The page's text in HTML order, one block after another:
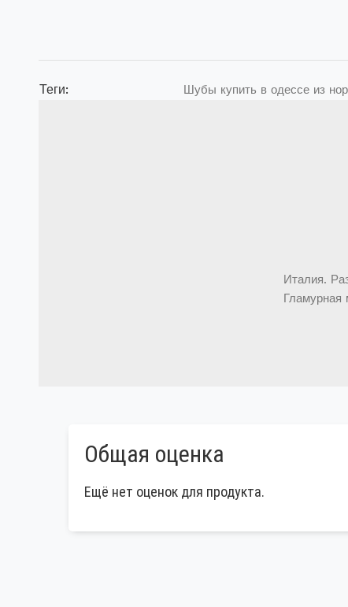
Теги: Шубы купить в одессе из
Италия.
Гламурная
Общая оценка
Ещё нет оценок для продукта.